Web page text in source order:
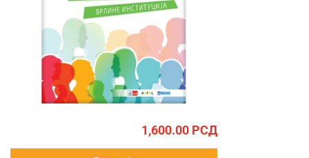
1,600.00 РСД